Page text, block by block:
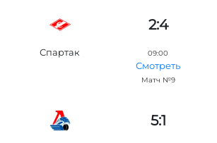
2:4
Спартак 09:00
Смотреть
Матч №9
5:1